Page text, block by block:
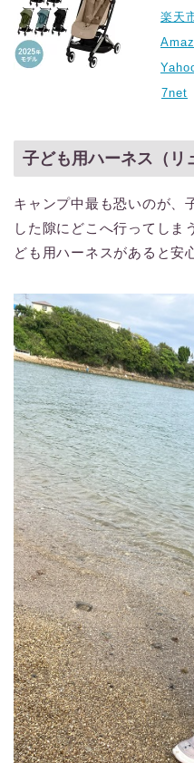
楽天
7net
子ども用ハーネス（リ
キャンプ中最も恐いのが、
した隙にどこへ行ってしま
ども用ハーネスがあると安